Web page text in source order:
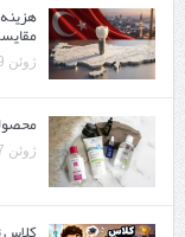
ژوئن 29, 2026
ژوئن 27, 2026